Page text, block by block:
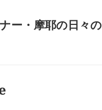
ー・摩耶の日々の